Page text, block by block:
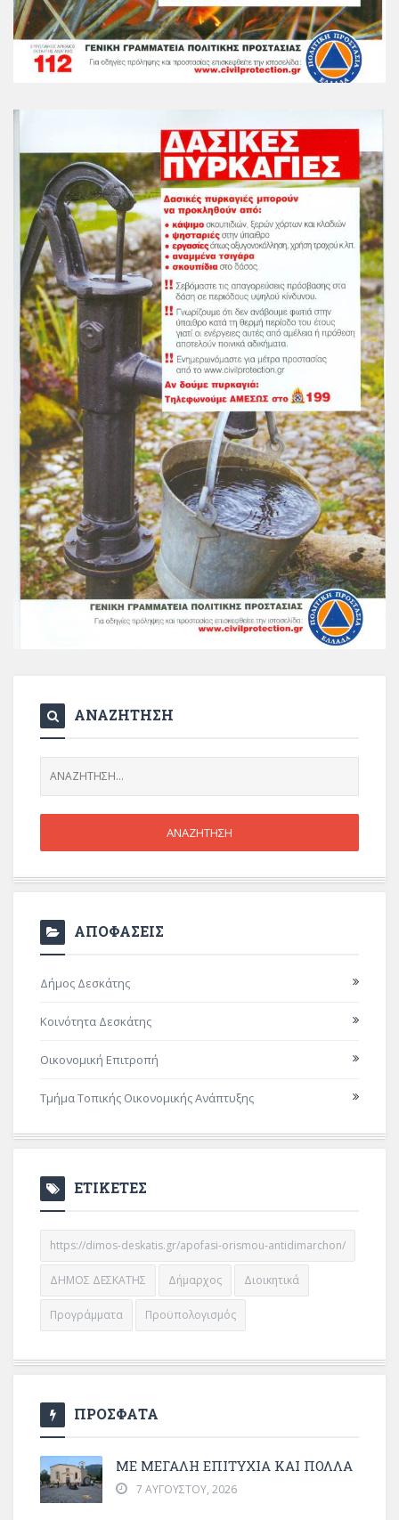
ΑΝΑΖΗΤΗΣΗ
ΑΠΟΦΑΣΕΙΣ
Δήμος Δεσκάτης
Κοινότητα Δεσκάτης
Οικονομική Επιτροπή
Τμήμα Τοπικής Οικονομικής Ανάπτυξης
ΕΤΙΚΕΤΕΣ
https://dimos-deskatis.gr/apofasi-orismou-antidimarchon/
ΔΗΜΟΣ ΔΕΣΚΑΤΗΣ Δήμαρχος Διοικητικά
Προγράμματα Προϋπολογισμός
ΠΡΟΣΦΑΤΑ
ΜΕ ΜΕΓΆΛΗ ΕΠΙΤΥΧΊΑ ΚΑΙ ΠΟΛΛΆ
7 ΑΥΓΟΎΣΤΟΥ, 2026